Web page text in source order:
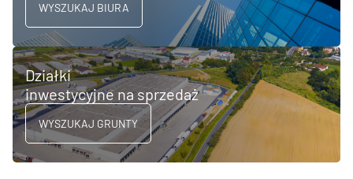
WYSZUKAJ BIURA
Działki
inwestycyjne na sprzedaż
WYSZUKAJ GRUNTY